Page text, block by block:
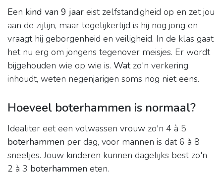
Een kind van 9 jaar eist zelfstandigheid op en zet jou
aan de zijlijn, maar tegelijkertijd is hij nog jong en
vraagt hij geborgenheid en veiligheid. In de klas gaat
het nu erg om jongens tegenover meisjes. Er wordt
bijgehouden wie op wie is. Watzo'n verkering
inhoudt, weten negenjarigen soms nog niet eens.
Hoeveel boterhammen is normaal?
Idealiter eet een volwassen vrouw zo'n 4 à 5
boterhammen per dag, voor mannen is dat 6 à 8
sneetjes. Jouw kinderen kunnen dagelijks best zo'n
2 à 3 boterhammen eten.